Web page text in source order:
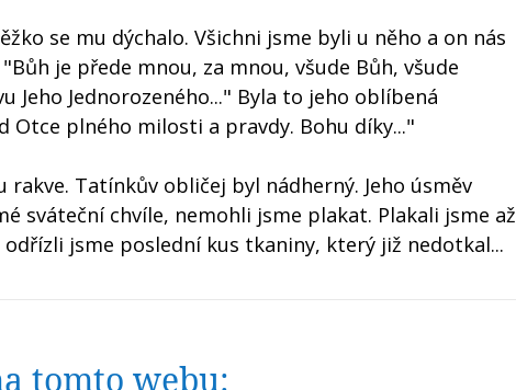
se mu dýchalo. Všichni jsme byli u něho a on nás
je přede mnou, za mnou, všude Bůh, všude
Jeho Jednorozeného..." Byla to jeho oblíbená
plného milosti a pravdy. Bohu díky..."
Tatínkův obličej byl nádherný. Jeho úsměv
sváteční chvíle, nemohli jsme plakat. Plakali jsme až
jsme poslední kus tkaniny, který již nedotkal...
tomto webu: